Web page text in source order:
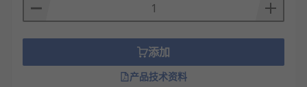
乐器演出：连接电容麦、电钢琴、合成器等乐
器与调音设备。
直播带货：专业直播间麦克风与声卡、调音台
之间的高品质信号传输。
添加
产品技术资料